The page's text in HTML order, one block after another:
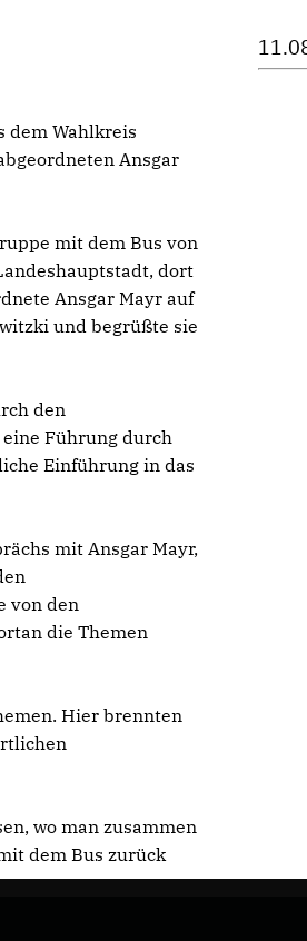
dem Wahlkreis
Ansgar
mit dem Bus von
dort
Ansgar Mayr auf
und begrüßte sie
den
eine Führung durch
Einführung in das
mit Ansgar Mayr,
von den
die Themen
Hier brennten
wo man zusammen
dem Bus zurück